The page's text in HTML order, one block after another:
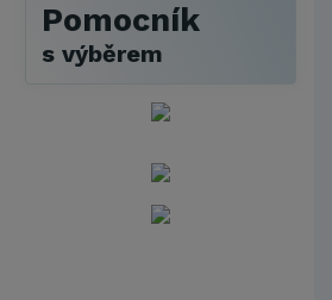
Pomocník
s výběrem